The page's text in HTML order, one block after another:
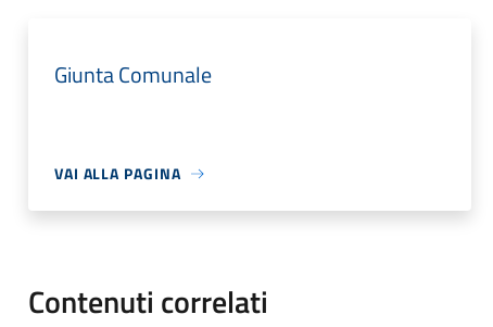
Giunta Comunale
VAI ALLA PAGINA
Contenuti correlati